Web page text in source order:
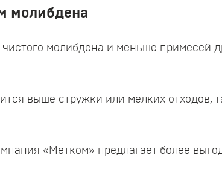
молибдена
молибдена и меньше примесей
выше стружки или мелких отходов,
«Метком» предлагает более